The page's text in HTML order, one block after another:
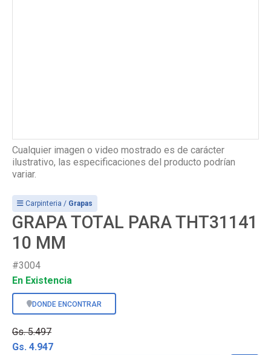
Cualquier imagen o video mostrado es de carácter
ilustrativo, las especificaciones del producto podrían
variar.
Carpinteria / Grapas
GRAPA TOTAL PARA THT31141
10 MM
#3004
En Existencia
DONDE ENCONTRAR
Gs. 5.497
Gs. 4.947